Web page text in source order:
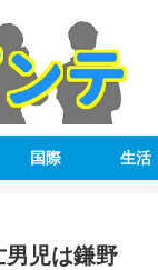
国際 生活
男児は鎌野